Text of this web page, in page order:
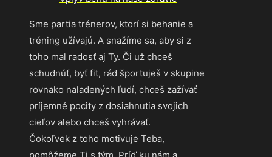
Sme partia trénerov, ktorí si behanie a
tréning užívajú. A snažíme sa, aby si z
toho mal radosť aj Ty. Či už chceš
schudnúť, byť fit, rád športuješ v skupine
rovnako naladených ľudí, chceš zažívať
príjemné pocity z dosiahnutia svojich
cieľov alebo chceš vyhrávať.
Čokoľvek z toho motivuje Teba,